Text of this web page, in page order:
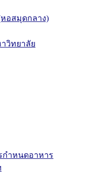
อสมุดกลาง)
วิทยาลัย
ำหนดอาหาร